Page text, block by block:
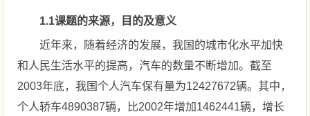
1.1课题的来源，目的及意义
近年来，随着经济的发展，我国的城市化水平加快
和人民生活水平的提高，汽车的数量不断增加。截至
2003年底，我国个人汽车保有量为12427672辆。其中，
个人轿车4890387辆，比2002年增加1462441辆，增长